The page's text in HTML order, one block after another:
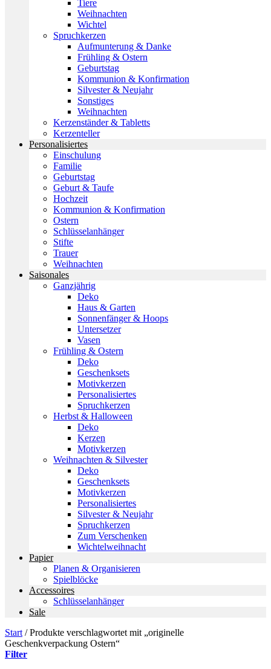
Tiere
Weihnachten
Wichtel
Spruchkerzen
Aufmunterung & Danke
Frühling & Ostern
Geburtstag
Kommunion & Konfirmation
Silvester & Neujahr
Sonstiges
Weihnachten
Kerzenständer & Tabletts
Kerzenteller
Personalisiertes
Einschulung
Familie
Geburtstag
Geburt & Taufe
Hochzeit
Kommunion & Konfirmation
Ostern
Schlüsselanhänger
Stifte
Trauer
Weihnachten
Saisonales
Ganzjährig
Deko
Haus & Garten
Sonnenfänger & Hoops
Untersetzer
Vasen
Frühling & Ostern
Deko
Geschenksets
Motivkerzen
Personalisiertes
Spruchkerzen
Herbst & Halloween
Deko
Kerzen
Motivkerzen
Weihnachten & Silvester
Deko
Geschenksets
Motivkerzen
Personalisiertes
Silvester & Neujahr
Spruchkerzen
Zum Verschenken
Wichtelweihnacht
Papier
Planen & Organisieren
Spielblöcke
Accessoires
Schlüsselanhänger
Sale
Start /Produkte verschlagwortet mit „originelle
Geschenkverpackung Ostern“
Filter